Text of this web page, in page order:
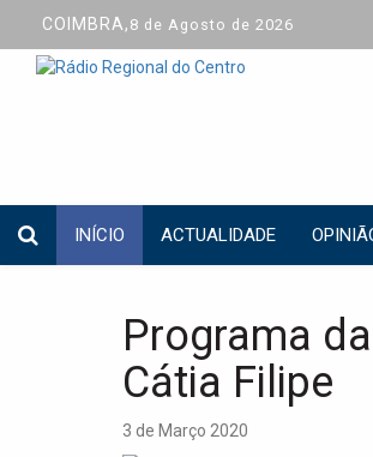
COIMBRA, 8 de Agosto de 2026
INÍCIO ACTUALIDADE
Programa
Cátia Filipe
3 de Março 2020